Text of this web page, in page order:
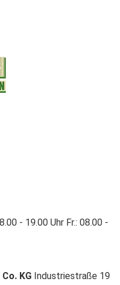
- 19.00 Uhr Fr.: 08.00 -
KG Industriestraße 19